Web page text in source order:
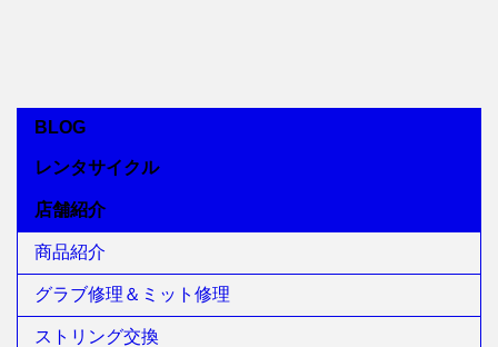
BLOG
レンタサイクル
店舗紹介
商品紹介
グラブ修理＆ミット修理
ストリング交換